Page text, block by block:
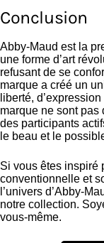
Conclusion
Abby-Maud est la
une forme d’art
refusant de se
marque a créé un
liberté,
marque ne sont pas
des participants
le beau et le
Si vous êtes inspiré
conventionnelle et
l’univers d’Abby-
notre collection.
vous-même.